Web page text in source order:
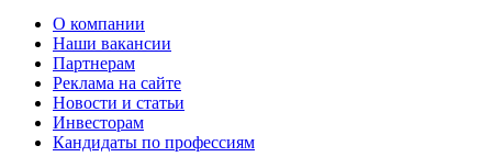
О компании
Наши вакансии
Партнерам
Реклама на сайте
Новости и статьи
Инвесторам
Кандидаты по профессиям